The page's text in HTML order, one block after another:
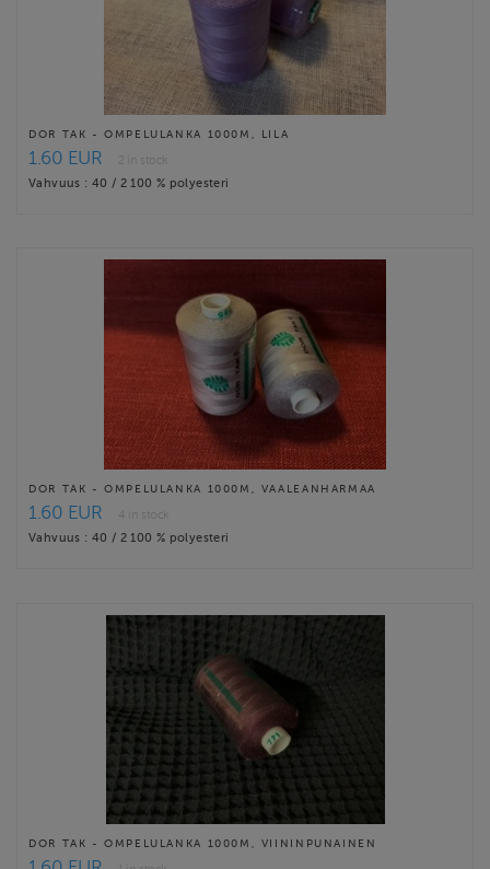
DOR TAK - OMPELULANKA 1000M, LILA
1.60 EUR
2 in stock
Vahvuus : 40 / 2 100 % polyesteri
DOR TAK - OMPELULANKA 1000M, VAALEANHARMAA
1.60 EUR
4 in stock
Vahvuus : 40 / 2 100 % polyesteri
DOR TAK - OMPELULANKA 1000M, VIININPUNAINEN